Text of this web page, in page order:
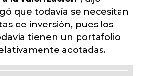
que todavía se necesitan
de inversión, pues los
tienen un portafolio
acotadas.